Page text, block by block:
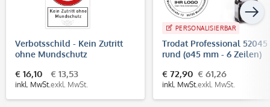
Verbotsschild - Kein Zutritt
ohne Mundschutz
€ 16,10
inkl. MwSt.
€ 13,53
exkl. MwSt.
PERSONALISIERBAR
Trodat Professional 52045
rund (ø45 mm - 6 Zeilen)
€ 72,90
inkl. MwSt.
€ 61,26
exkl. MwSt.